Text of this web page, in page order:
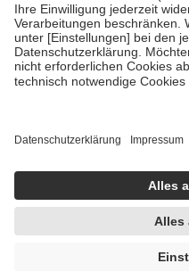
• Untersuchungen zur
GKV getragen werden
• empfohlenen
• Harn- und Blutteststreifen
getroffen, um sicherzustellen,
https://help.etrusted.com/hc/
Einige Bilder und Inhalte